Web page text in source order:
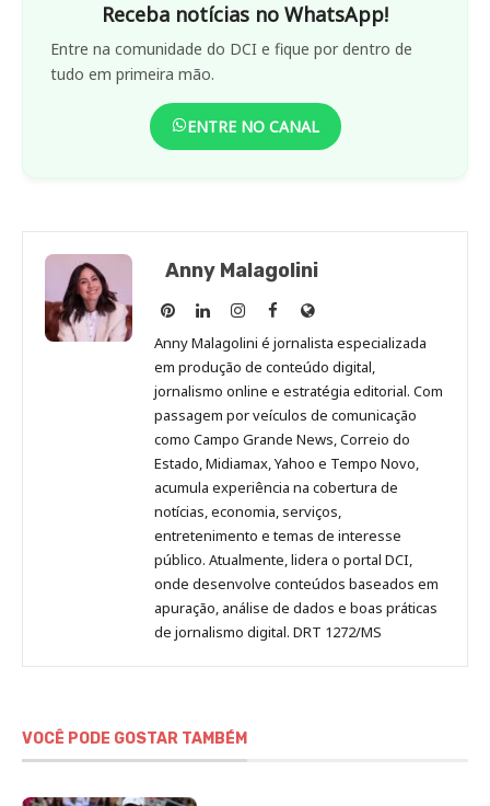
Receba notícias no WhatsApp!
Entre na comunidade do DCI e fique por dentro de
tudo em primeira mão.
ENTRE NO CANAL
Anny Malagolini
Anny
Malagolini
no
Pinterest
Anny
Malagolini
no
LinkedIn
Anny
Malagolini
no
Instagram
Anny
Malagolini
no
Facebook
Site
de
Anny
Malagolini
Anny Malagolini é jornalista especializada
em produção de conteúdo digital,
jornalismo online e estratégia editorial. Com
passagem por veículos de comunicação
como Campo Grande News, Correio do
Estado, Midiamax, Yahoo e Tempo Novo,
acumula experiência na cobertura de
notícias, economia, serviços,
entretenimento e temas de interesse
público. Atualmente, lidera o portal DCI,
onde desenvolve conteúdos baseados em
apuração, análise de dados e boas práticas
de jornalismo digital. DRT 1272/MS
VOCÊ PODE GOSTAR TAMBÉM